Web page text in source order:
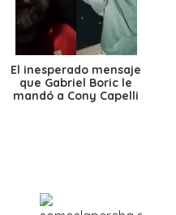
El inesperado mensaje
que Gabriel Boric le
mandó a Cony Capelli